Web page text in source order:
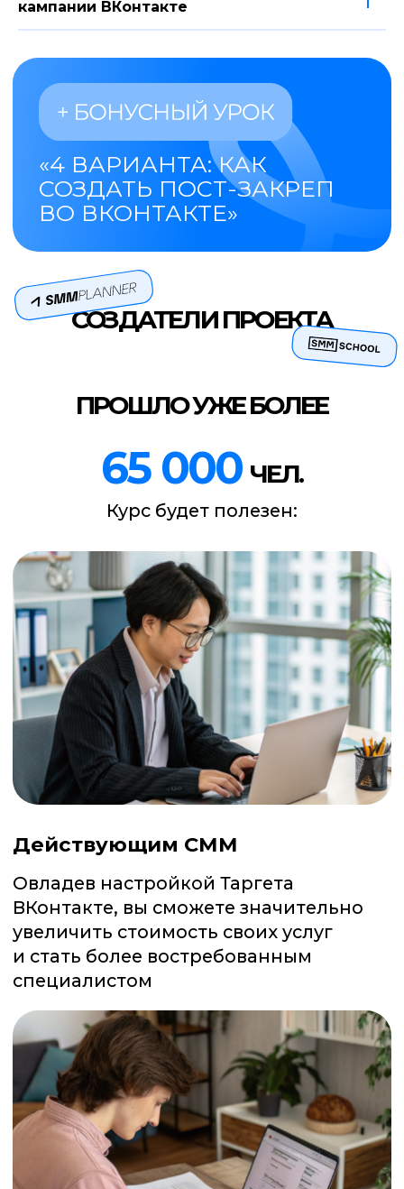
кампании ВКонтакте
Новичкам на удаленке
Настройка рекламы — популярный
вид онлайн заработка. Вы сможете
выйти на доход начального уровня
предпринимателям, блогерам
Вы сможете самостоятельно
без посредников и слива бюджета
КУРС
ТАРГЕТ ВКОНТАКТЕ
простой способ разобраться в
таргете и начать зарабатывать
больше.
/01
30 уроков раскладывают
рекламу ВКонтакте по полочкам
Доступ к курсу сразу:
время
/03
Получаете знания и первые
/04
При желании, вы сможете
продолжить обучение в
SMM.school